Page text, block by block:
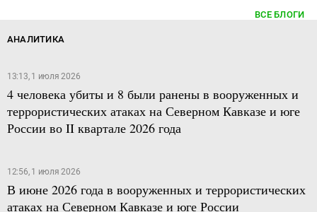
ВСЕ БЛОГИ
АНАЛИТИКА
13:13, 1 июля 2026
4 человека убиты и 8 были ранены в вооруженных и
террористических атаках на Северном Кавказе и юге
России во II квартале 2026 года
12:56, 1 июля 2026
В июне 2026 года в вооруженных и террористических
атаках на Северном Кавказе и юге России